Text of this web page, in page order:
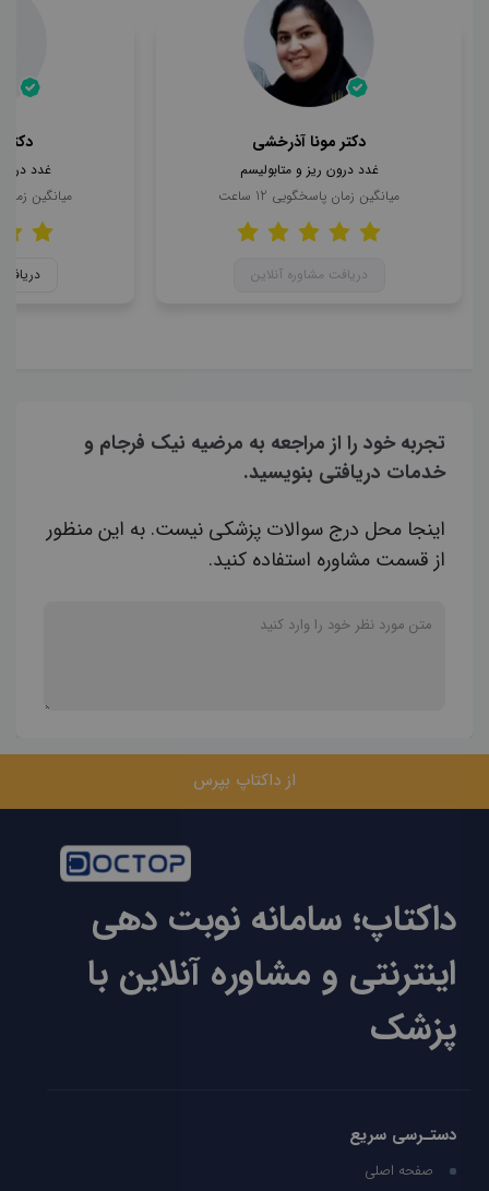
دکتر مونا آذرخشی
غدد درون ریز و متابولیسم
میانگین زمان پاسخگویی 12 ساعت
دریافت مشاوره آنلاین
غدد
میانگین
تجربه خود را از مراجعه به مرضیه نیک فرجام و
خدمات دریافتی بنویسید.
اینجا محل درج سوالات پزشکی نیست. به این منظور
از قسمت مشاوره استفاده کنید.
از داکتاپ بپرس
داکتاپ؛ سامانه نوبت دهی
اینترنتی و مشاوره آنلاین با
پزشک
دستـرسی سریع
صفحه اصلی